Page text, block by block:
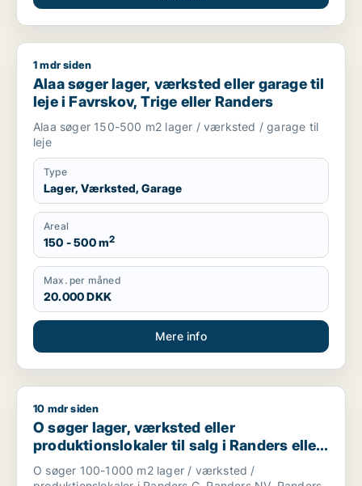
Alaa søger lager, værksted eller garage til leje i Favrskov,
1 mdr siden
Alaa søger lager, værksted eller garage til
leje i Favrskov, Trige eller Randers
Alaa søger 150-500 m2 lager / værksted / garage til
leje
Type
Lager, Værksted, Garage
Areal
150 - 500 m2
Max. per måned
20.000 DKK
Mere info
O søger lager, værksted eller produktionslokaler til salg i
10 mdr siden
O søger lager, værksted eller
produktionslokaler til salg i Randers eller
Randers SV
O søger 100-1000 m2 lager / værksted /